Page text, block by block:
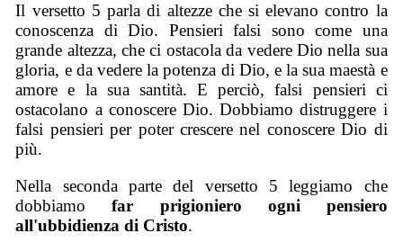
Il versetto 5 parla di altezze che si elevano contro la
conoscenza di Dio. Pensieri falsi sono come una
grande altezza, che ci ostacola da vedere Dio nella sua
gloria, e da vedere la potenza di Dio, e la sua maestà e
amore e la sua santità. E perciò, falsi pensieri ci
ostacolano a conoscere Dio. Dobbiamo distruggere i
falsi pensieri per poter crescere nel conoscere Dio di
più.
Nella seconda parte del versetto 5 leggiamo che
dobbiamofar prigioniero ogni pensiero
all'ubbidienza di Cristo.